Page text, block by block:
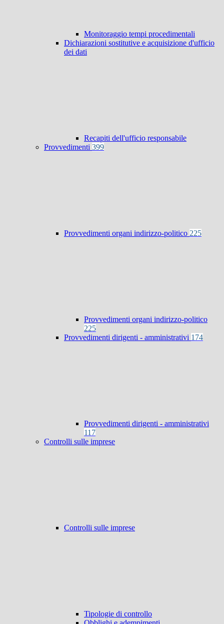
Monitoraggio tempi procedimentali
Dichiarazioni sostitutive e acquisizione d'ufficio
dei dati
Recapiti dell'ufficio responsabile
Provvedimenti 399
Provvedimenti organi indirizzo-politico 225
Provvedimenti organi indirizzo-politico
225
Provvedimenti dirigenti - amministrativi 174
Provvedimenti dirigenti - amministrativi
117
Controlli sulle imprese
Controlli sulle imprese
Tipologie di controllo